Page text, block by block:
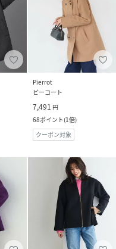
Pierrot
ピーコート
7,491 円
68ポイント(1倍)
クーポン対象